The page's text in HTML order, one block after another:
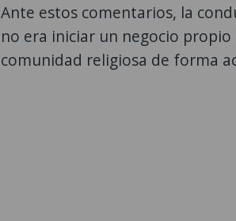
Ante estos comentarios, la
no era iniciar un negocio
comunidad religiosa de forma